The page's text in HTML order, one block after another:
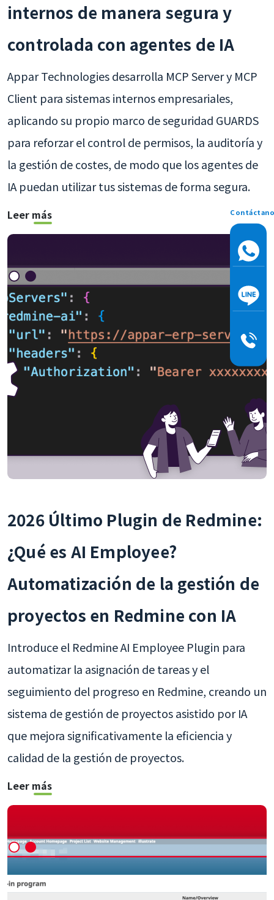
internos de manera segura y
controlada con agentes de IA
Appar Technologies desarrolla MCP Server y MCP
Client para sistemas internos empresariales,
aplicando su propio marco de seguridad GUARDS
para reforzar el control de permisos, la auditoría y
la gestión de costes, de modo que los agentes de
IA puedan utilizar tus sistemas de forma segura.
Leer más
2026 Último Plugin de Redmine:
¿Qué es AI Employee?
Automatización de la gestión de
proyectos en Redmine con IA
Introduce el Redmine AI Employee Plugin para
automatizar la asignación de tareas y el
seguimiento del progreso en Redmine, creando un
sistema de gestión de proyectos asistido por IA
que mejora significativamente la eficiencia y
calidad de la gestión de proyectos.
Leer más